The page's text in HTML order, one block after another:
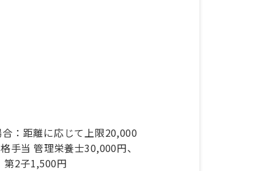
：距離に応じて上限20,000
当 管理栄養士30,000円、
第2子1,500円